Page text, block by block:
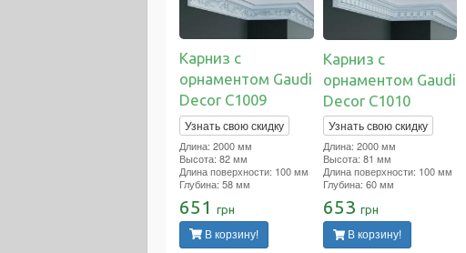
Карниз с
орнаментом Gaudi
Decor C1009
Узнать свою скидку
Длина: 2000 мм
Высота: 82 мм
Длина поверхности: 100 мм
Глубина: 58 мм
651
грн
В корзину!
Карниз с
орнаментом Gaudi
Decor C1010
Узнать свою скидку
Длина: 2000 мм
Высота: 81 мм
Длина поверхности: 100 мм
Глубина: 60 мм
653 грн
В корзину!